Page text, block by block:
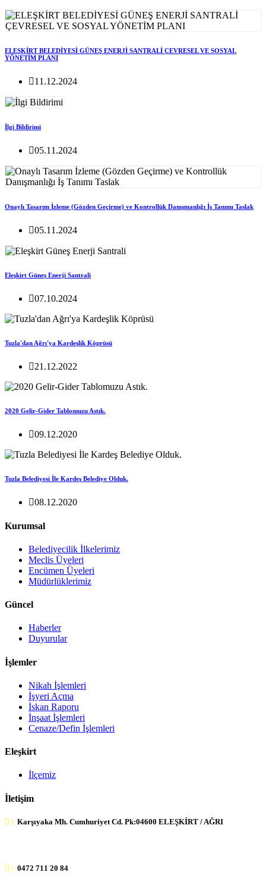
ELEŞKİRT BELEDİYESİ GÜNEŞ ENERJİ SANTRALİ ÇEVRESEL VE SOSYAL
YÖNETİM PLANI
11.12.2024
İlgi Bildirimi
05.11.2024
Onaylı Tasarım İzleme (Gözden Geçirme) ve Kontrollük Danışmanlığı İş Tanımı Taslak
05.11.2024
Eleşkirt Güneş Enerji Santrali
07.10.2024
Tuzla'dan Ağrı'ya Kardeşlik Köprüsü
21.12.2022
2020 Gelir-Gider Tablomuzu Astık.
09.12.2020
Tuzla Belediyesi İle Kardeş Belediye Olduk.
08.12.2020
Kurumsal
Belediyecilik İlkelerimiz
Meclis Üyeleri
Encümen Üyeleri
Müdürlüklerimiz
Güncel
Haberler
Duyurular
İşlemler
Nikah İşlemleri
İşyeri Açma
İskan Raporu
İnşaat İşlemleri
Cenaze/Defin İşlemleri
Eleşkirt
İlçemiz
İletişim
: Karşıyaka Mh. Cumhuriyet Cd. Pk:04600 ELEŞKİRT / AĞRI
: 0472 711 20 84